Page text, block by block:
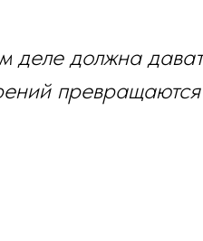
деле должна